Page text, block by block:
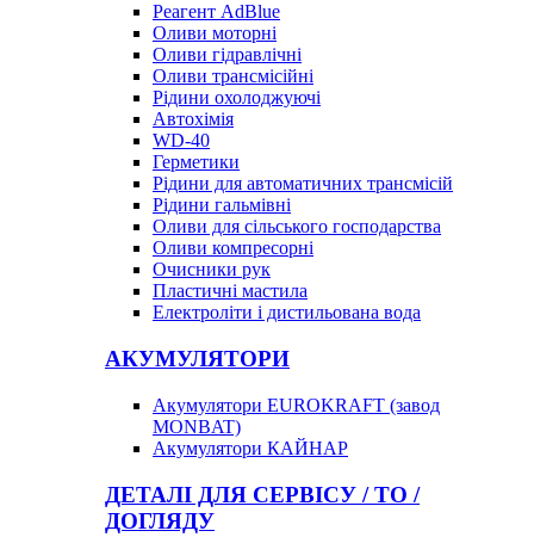
Реагент AdBlue
Оливи моторні
Оливи гідравлічні
Оливи трансмісійні
Рідини охолоджуючі
Автохімія
WD-40
Герметики
Рідини для автоматичних трансмісій
Рідини гальмівні
Оливи для сільського господарства
Оливи компресорні
Очисники рук
Пластичні мастила
Електроліти і дистильована вода
АКУМУЛЯТОРИ
Акумулятори EUROKRAFT (завод
MONBAT)
Акумулятори КАЙНАР
ДЕТАЛІ ДЛЯ СЕРВІСУ / ТО /
ДОГЛЯДУ